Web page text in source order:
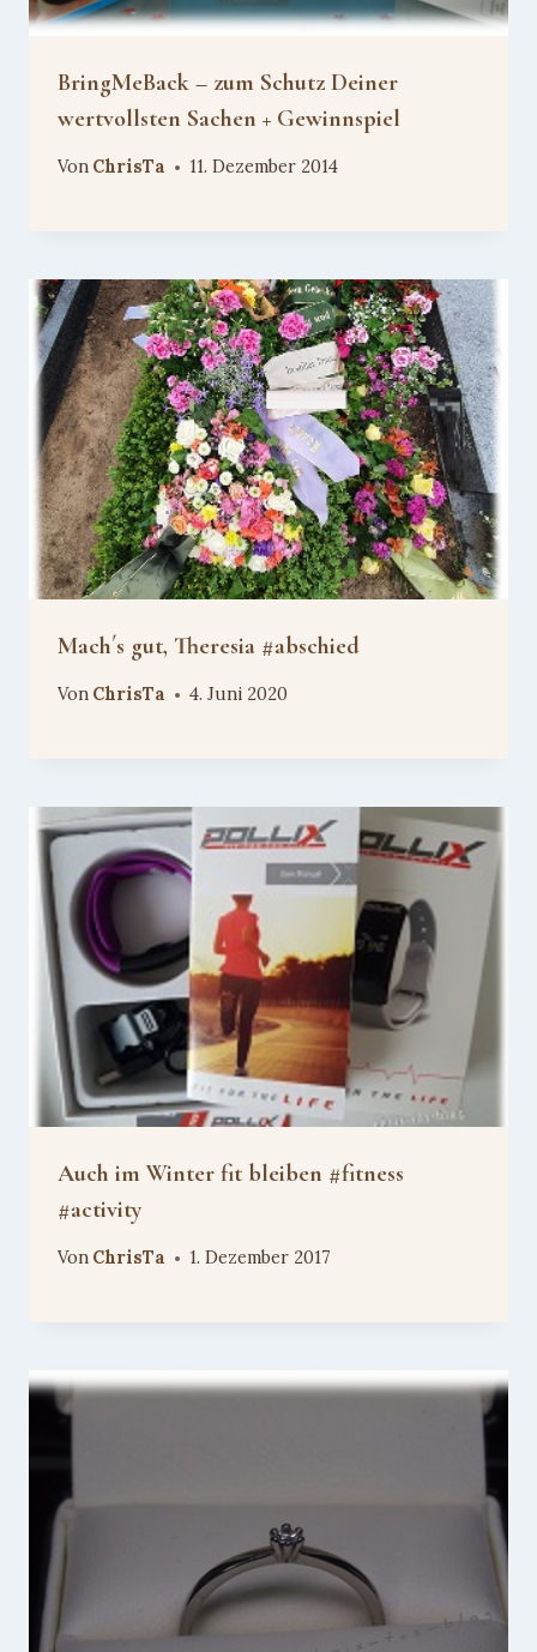
BringMeBack – zum Schutz Deiner
wertvollsten Sachen + Gewinnspiel
Von ChrisTa 11. Dezember 2014
Mach´s gut, Theresia #abschied
Von ChrisTa 4. Juni 2020
Auch im Winter fit bleiben #fitness
#activity
Von ChrisTa 1. Dezember 2017